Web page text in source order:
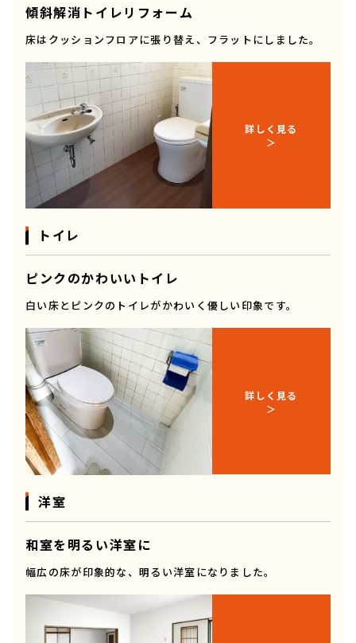
傾斜解消トイレリフォーム
床はクッションフロアに張り替え、フラットにしました。
詳しく見る
トイレ
ピンクのかわいいトイレ
白い床とピンクのトイレがかわいく優しい印象です。
詳しく見る
洋室
和室を明るい洋室に
幅広の床が印象的な、明るい洋室になりました。